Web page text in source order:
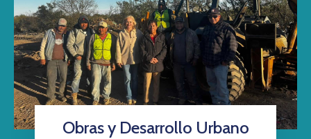
Obras y Desarrollo Urbano